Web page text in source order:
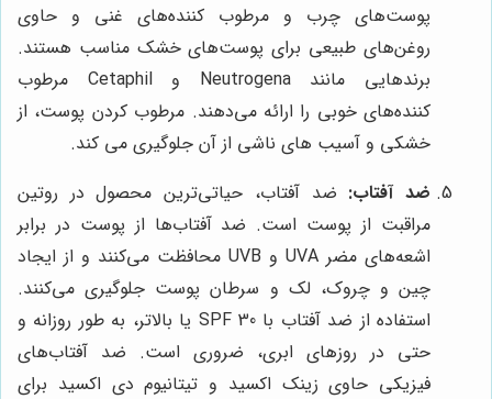
پوست‌های چرب و مرطوب کننده‌های غنی و حاوی
روغن‌های طبیعی برای پوست‌های خشک مناسب هستند.
برندهایی مانند Neutrogena و Cetaphil مرطوب
کننده‌های خوبی را ارائه می‌دهند. مرطوب کردن پوست، از
خشکی و آسیب های ناشی از آن جلوگیری می کند.
ضد آفتاب: ضد آفتاب، حیاتی‌ترین محصول در روتین
مراقبت از پوست است. ضد آفتاب‌ها از پوست در برابر
اشعه‌های مضر UVA و UVB محافظت می‌کنند و از ایجاد
چین و چروک، لک و سرطان پوست جلوگیری می‌کنند.
استفاده از ضد آفتاب با SPF 30 یا بالاتر، به طور روزانه و
حتی در روزهای ابری، ضروری است. ضد آفتاب‌های
فیزیکی حاوی زینک اکسید و تیتانیوم دی اکسید برای